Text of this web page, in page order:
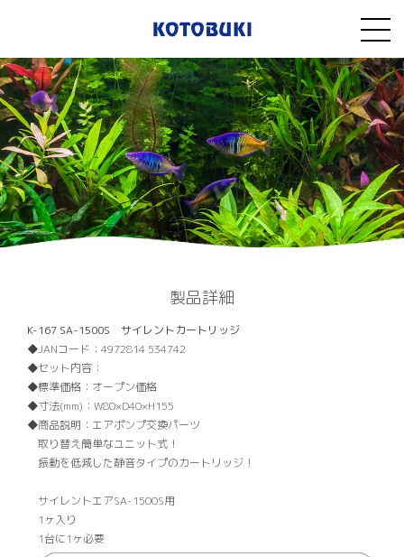
製品詳細
K-167 SA-1500S サイレントカートリッジ
JANコード： 4972814 534742
セット内容：
標準価格： オープン価格
寸法(mm)： W80×D40×H155
商品説明： エアポンプ交換パーツ
取り替え簡単なユニット式！
振動を低減した静音タイプのカートリッジ！
サイレントエアSA-1500S用
1ヶ入り
1台に1ヶ必要